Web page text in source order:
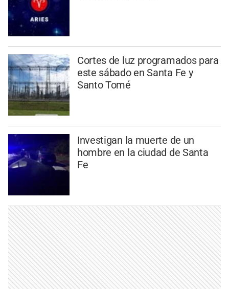
Cortes de luz programados para
este sábado en Santa Fe y
Santo Tomé
Investigan la muerte de un
hombre en la ciudad de Santa
Fe